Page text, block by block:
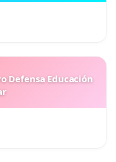
Defensa Educación